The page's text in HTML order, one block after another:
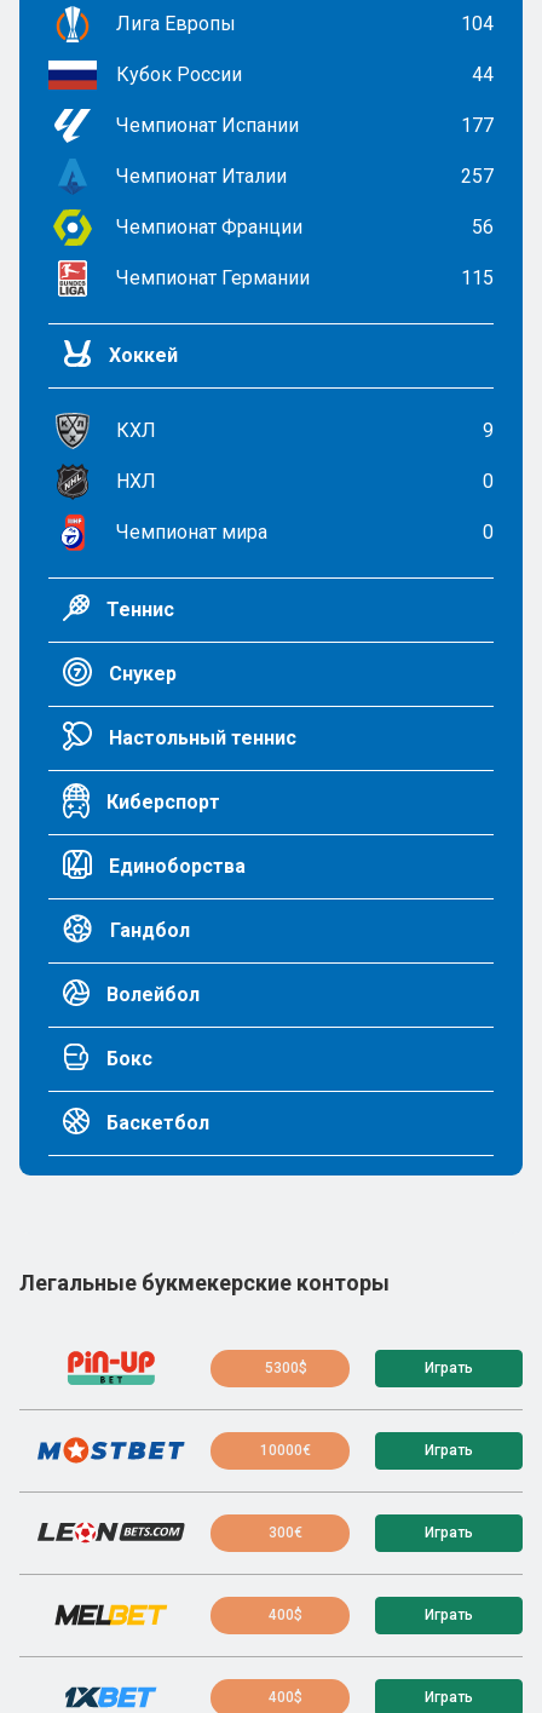
Лига Европы 104
Кубок России 44
Чемпионат Испании 177
Чемпионат Италии 257
Чемпионат Франции 56
Чемпионат Германии 115
Хоккей
КХЛ 9
НХЛ 0
Чемпионат мира 0
Теннис
Снукер
Настольный теннис
Киберспорт
Единоборства
Гандбол
Волейбол
Бокс
Баскетбол
Легальные букмекерские конторы
5300$ Играть
10000€ Играть
300€ Играть
400$ Играть
400$ Играть